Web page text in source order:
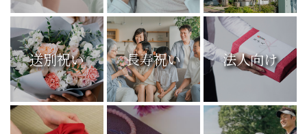
送別祝い 長寿祝い 法人向け